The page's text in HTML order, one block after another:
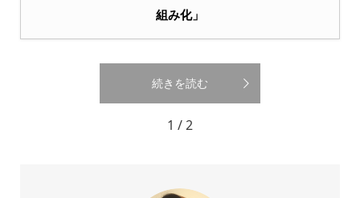
組み化」
続きを読む
1 / 2